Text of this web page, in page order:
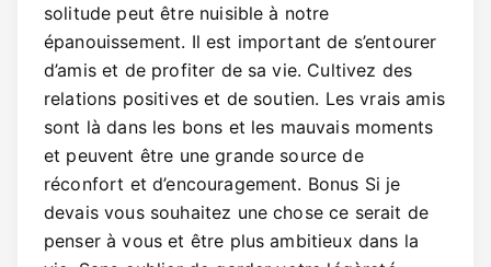
solitude peut être nuisible à notre
épanouissement. Il est important de s’entourer
d’amis et de profiter de sa vie. Cultivez des
relations positives et de soutien. Les vrais amis
sont là dans les bons et les mauvais moments
et peuvent être une grande source de
réconfort et d’encouragement. Bonus Si je
devais vous souhaitez une chose ce serait de
penser à vous et être plus ambitieux dans la